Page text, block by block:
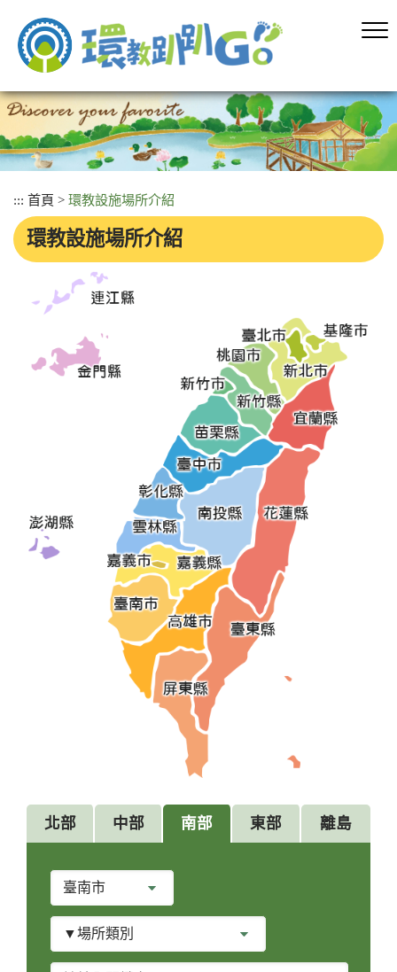
容
塊
::: 首頁 > 環教設施場所介紹
環教設施場所介紹
北部 中部 南部 東部 離島
縣
別
場
類
關